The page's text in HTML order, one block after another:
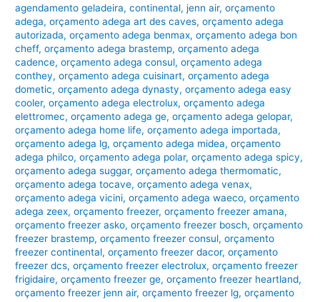
agendamento geladeira,continental,jenn air,orçamento
adega,orçamento adega art des caves,orçamento adega
autorizada,orçamento adega benmax,orçamento adega bon
cheff,orçamento adega brastemp,orçamento adega
cadence,orçamento adega consul,orçamento adega
conthey,orçamento adega cuisinart,orçamento adega
dometic,orçamento adega dynasty,orçamento adega easy
cooler,orçamento adega electrolux,orçamento adega
elettromec,orçamento adega ge,orçamento adega gelopar,
orçamento adega home life,orçamento adega importada,
orçamento adega lg,orçamento adega midea,orçamento
adega philco,orçamento adega polar,orçamento adega spicy,
orçamento adega suggar,orçamento adega thermomatic,
orçamento adega tocave,orçamento adega venax,
orçamento adega vicini,orçamento adega waeco,orçamento
adega zeex,orçamento freezer,orçamento freezer amana,
orçamento freezer asko,orçamento freezer bosch,orçamento
freezer brastemp,orçamento freezer consul,orçamento
freezer continental,orçamento freezer dacor,orçamento
freezer dcs,orçamento freezer electrolux,orçamento freezer
frigidaire,orçamento freezer ge,orçamento freezer heartland,
orçamento freezer jenn air,orçamento freezer lg,orçamento